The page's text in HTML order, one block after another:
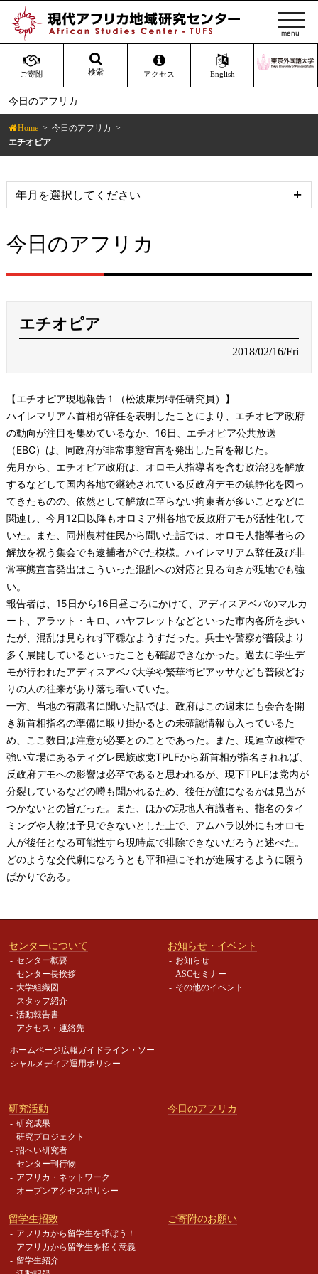
ご寄附 検索 アクセス English
t
o
g
l
v
g
a
n
今日のアフリカ
Home
今日のアフリカ
エチオピア
今日のアフリカ
エチオピア
2018/02/16/Fri
【エチオピア現地報告１（松波康男特任研究員）】
ハイレマリアム首相が辞任を表明したことにより、エチオピア政府
の動向が注目を集めているなか、16日、エチオピア公共放送
（EBC）は、同政府が非常事態宣言を発出した旨を報じた。
先月から、エチオピア政府は、オロモ人指導者を含む政治犯を解放
するなどして国内各地で継続されている反政府デモの鎮静化を図っ
てきたものの、依然として解放に至らない拘束者が多いことなどに
関連し、今月12日以降もオロミア州各地で反政府デモが活性化して
いた。また、同州農村住民から聞いた話では、オロモ人指導者らの
解放を祝う集会でも逮捕者がでた模様。ハイレマリアム辞任及び非
常事態宣言発出はこういった混乱への対応と見る向きが現地でも強
い。
報告者は、15日から16日昼ごろにかけて、アディスアベバのマルカ
ート、アラット・キロ、ハヤフレットなどといった市内各所を歩い
たが、混乱は見られず平穏なようすだった。兵士や警察が普段より
多く展開しているといったことも確認できなかった。過去に学生デ
モが行われたアディスアベバ大学や繁華街ピアッサなども普段どお
りの人の往来があり落ち着いていた。
一方、当地の有識者に聞いた話では、政府はこの週末にも会合を開
き新首相指名の準備に取り掛かるとの未確認情報も入っているた
め、ここ数日は注意が必要とのことであった。また、現連立政権で
強い立場にあるティグレ民族政党TPLFから新首相が指名されれば、
反政府デモへの影響は必至であると思われるが、現下TPLFは党内が
分裂しているなどの噂も聞かれるため、後任が誰になるかは見当が
つかないとの旨だった。また、ほかの現地人有識者も、指名のタイ
ミングや人物は予見できないとした上で、アムハラ以外にもオロモ
人が後任となる可能性すら現時点で排除できないだろうと述べた。
どのような交代劇になろうとも平和裡にそれが進展するように願う
ばかりである。
センターについて
センター概要
センター長挨拶
大学組織図
スタッフ紹介
活動報告書
アクセス・連絡先
ホームページ広報ガイドライン・ ソー
シャルメディア運用ポリシー
お知らせ・イベント
お知らせ
ASCセミナー
その他のイベント
研究活動
研究成果
研究プロジェクト
招へい研究者
センター刊行物
アフリカ・ネットワーク
オープンアクセスポリシー
今日のアフリカ
留学生招致
アフリカから留学生を呼ぼう！
アフリカから留学生を招く意義
留学生紹介
ご寄附のお願い